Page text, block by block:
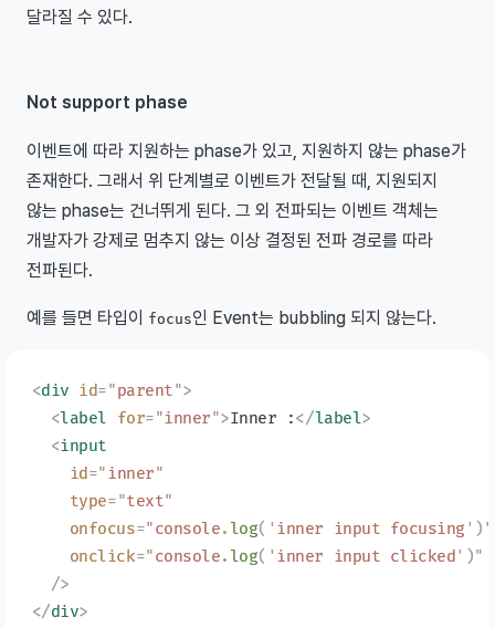
달라질 수 있다.
Not support phase
이벤트에 따라 지원하는 phase가 있고, 지원하지 않는 phase가
존재한다. 그래서 위 단계별로 이벤트가 전달될 때, 지원되지
않는 phase는 건너뛰게 된다. 그 외 전파되는 이벤트 객체는
개발자가 강제로 멈추지 않는 이상 결정된 전파 경로를 따라
전파된다.
예를 들면 타입이 focus인 Event는 bubbling 되지 않는다.
<div id="parent">
  <
label for="inner">Inner :</label>
  <
input
    id
="inner"
    type
="text"
    onfocus
="console.log( 'inner input focusing ' ) "
    onclick
="console.log( 'inner input clicked ' )"
  />
</div>